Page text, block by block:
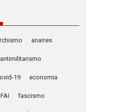
anarres
antimilitarismo
19 economia
FAI fascismo